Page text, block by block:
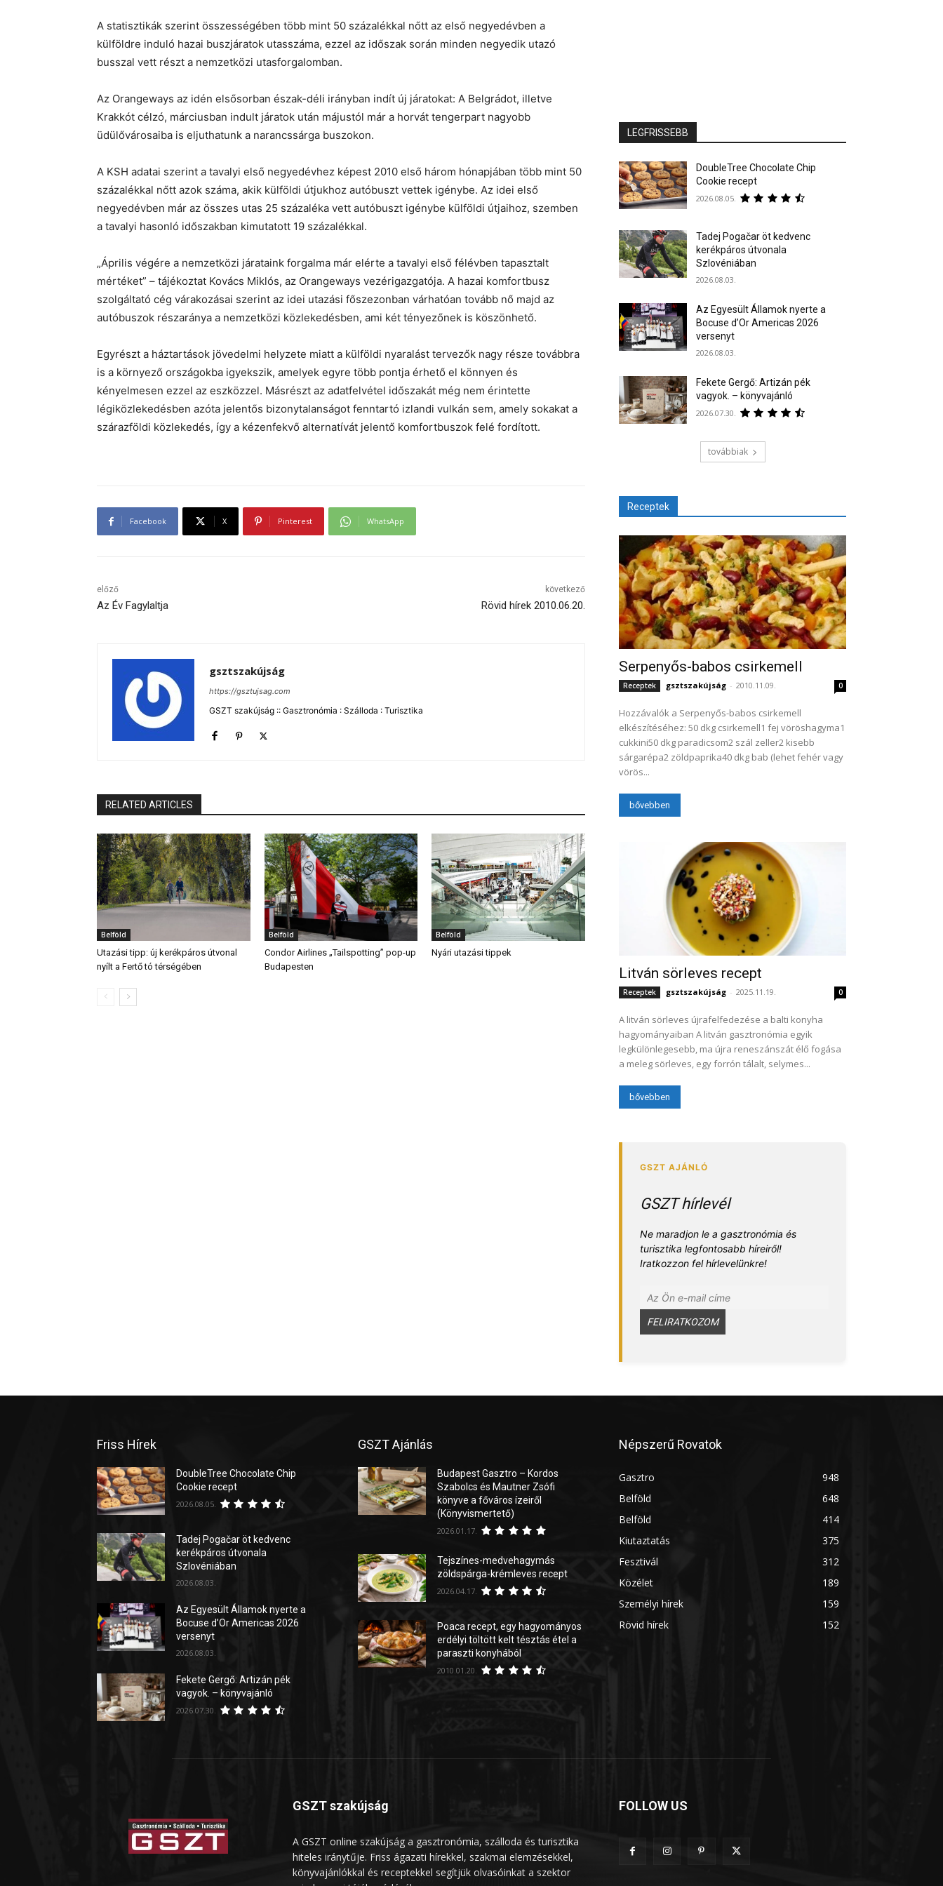
A statisztikák szerint összességében több mint 50 százalékkal nőtt az első negyedévben a
külföldre induló hazai buszjáratok utasszáma, ezzel az időszak során minden negyedik utazó
busszal vett részt a nemzetközi utasforgalomban.
Az Orangeways az idén elsősorban észak-déli irányban indít új járatokat: A Belgrádot, illetve
Krakkót célzó, márciusban indult járatok után májustól már a horvát tengerpart nagyobb
üdülővárosaiba is eljuthatunk a narancssárga buszokon.
A KSH adatai szerint a tavalyi első negyedévhez képest 2010 első három hónapjában több mint 50
százalékkal nőtt azok száma, akik külföldi útjukhoz autóbuszt vettek igénybe. Az idei első
negyedévben már az összes utas 25 százaléka vett autóbuszt igénybe külföldi útjaihoz, szemben
a tavalyi hasonló időszakban kimutatott 19 százalékkal.
„Április végére a nemzetközi járataink forgalma már elérte a tavalyi első félévben tapasztalt
mértéket” – tájékoztat Kovács Miklós, az Orangeways vezérigazgatója. A hazai komfortbusz
szolgáltató cég várakozásai szerint az idei utazási főszezonban várhatóan tovább nő majd az
autóbuszok részaránya a nemzetközi közlekedésben, ami két tényezőnek is köszönhető.
Egyrészt a háztartások jövedelmi helyzete miatt a külföldi nyaralást tervezők nagy része továbbra
is a környező országokba igyekszik, amelyek egyre több pontja érhető el könnyen és
kényelmesen ezzel az eszközzel. Másrészt az adatfelvétel időszakát még nem érintette
légiközlekedésben azóta jelentős bizonytalanságot fenntartó izlandi vulkán sem, amely sokakat a
szárazföldi közlekedés, így a kézenfekvő alternatívát jelentő komfortbuszok felé fordított.
Facebook X Pinterest WhatsApp
előző
Az Év Fagylaltja
következő
Rövid hírek 2010.06.20.
gsztszakújság
https://gsztujsag.com
GSZT szakújság :: Gasztronómia : Szálloda : Turisztika
RELATED ARTICLES
Belföld
Utazási tipp: új kerékpáros útvonal
nyílt a Fertő tó térségében
Belföld
Condor Airlines „Tailspotting” pop-up
Budapesten
Belföld
Nyári utazási tippek
LEGFRISSEBB
DoubleTree Chocolate Chip
Cookie recept
2026.08.05.
Tadej Pogačar öt kedvenc
kerékpáros útvonala
Szlovéniában
2026.08.03.
Az Egyesült Államok nyerte a
Bocuse d’Or Americas 2026
versenyt
2026.08.03.
Fekete Gergő: Artizán pék
vagyok. – könyvajánló
2026.07.30.
továbbiak
Receptek
Serpenyős-babos csirkemell
Receptek gsztszakújság - 2010.11.09. 0
Hozzávalók a Serpenyős-babos csirkemell
elkészítéséhez: 50 dkg csirkemell1 fej vöröshagyma1
cukkini50 dkg paradicsom2 szál zeller2 kisebb
sárgarépa2 zöldpaprika40 dkg bab (lehet fehér vagy
vörös...
bővebben
Litván sörleves recept
Receptek gsztszakújság - 2025.11.19. 0
A litván sörleves újrafelfedezése a balti konyha
hagyományaiban A litván gasztronómia egyik
legkülönlegesebb, ma újra reneszánszát élő fogása
a meleg sörleves, egy forrón tálalt, selymes...
bővebben
GSZT hírlevél
Ne maradjon le a gasztronómia és
turisztika legfontosabb híreiről!
Iratkozzon fel hírlevelünkre!
Friss Hírek
DoubleTree Chocolate Chip
Cookie recept
2026.08.05.
Tadej Pogačar öt kedvenc
kerékpáros útvonala
Szlovéniában
2026.08.03.
Az Egyesült Államok nyerte a
Bocuse d’Or Americas 2026
versenyt
2026.08.03.
Fekete Gergő: Artizán pék
vagyok. – könyvajánló
2026.07.30.
GSZT Ajánlás
Budapest Gasztro – Kordos
Szabolcs és Mautner Zsófi
könyve a főváros ízeiről
(Könyvismertető)
2026.01.17.
Tejszínes-medvehagymás
zöldspárga-krémleves recept
2026.04.17.
Poaca recept, egy hagyományos
erdélyi töltött kelt tésztás étel a
paraszti konyhából
2010.01.20.
Népszerű Rovatok
Gasztro
948
Belföld
648
Belföld
414
Kiutaztatás
375
Fesztivál
312
Közélet
189
Személyi hírek
159
Rövid hírek
152
GSZT szakújság
A GSZT online szakújság a gasztronómia, szálloda és turisztika
hiteles iránytűje. Friss ágazati hírekkel, szakmai elemzésekkel,
könyvajánlókkal és receptekkel segítjük olvasóinkat a szektor
FOLLOW US